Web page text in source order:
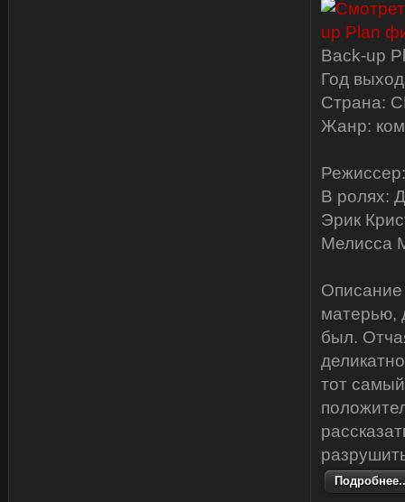
Back-up
Год
Страна:
Жанр:
В ролях:
Эрик
Мелисса
матерью,
был.
тот